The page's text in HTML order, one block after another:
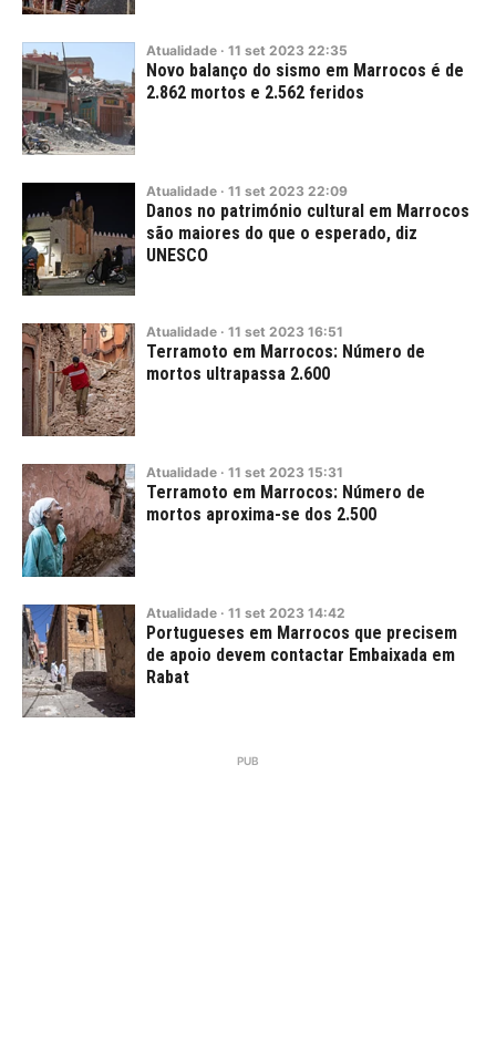
Atualidade · 11 set 2023 22:35
Novo balanço do sismo em Marrocos é de
2.862 mortos e 2.562 feridos
Atualidade · 11 set 2023 22:09
Danos no património cultural em Marrocos
são maiores do que o esperado, diz
UNESCO
Atualidade · 11 set 2023 16:51
Terramoto em Marrocos: Número de
mortos ultrapassa 2.600
Atualidade · 11 set 2023 15:31
Terramoto em Marrocos: Número de
mortos aproxima-se dos 2.500
Atualidade · 11 set 2023 14:42
Portugueses em Marrocos que precisem
de apoio devem contactar Embaixada em
Rabat